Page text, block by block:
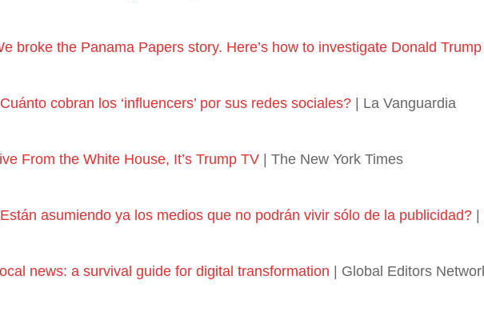
broke the Panama Papers story. Here’s how to investigate Donald Trump
cobran los ‘influencers’ por sus redes sociales? | La Vanguardia
From the White House, It’s Trump TV | The New York Times
asumiendo ya los medios que no podrán vivir sólo de la publicidad? |
news: a survival guide for digital transformation | Global Editors